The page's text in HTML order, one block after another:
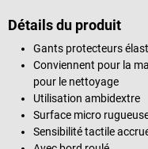
Détails du produit
Gants protecteurs
Conviennent pour la
pour le nettoyage
Utilisation ambidextre
Surface micro
Sensibilité tactile